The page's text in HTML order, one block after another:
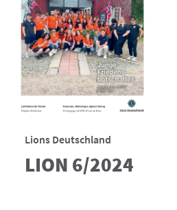
Lions Deutschland
LION 6/2024